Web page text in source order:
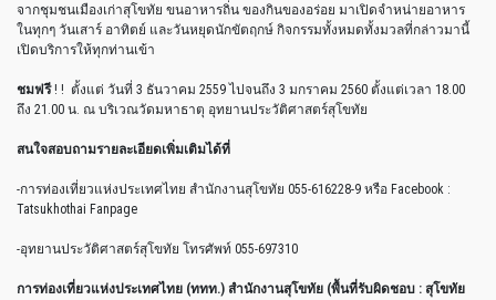
จากชุมชนเมืองเก่าสุโขทัย ขนอาหารถิ่น ของกินของอร่อย มาเปิดจำหน่ายอาหาร
ในทุกๆ วันเสาร์ อาทิตย์ และวันหยุดนักขัตฤกษ์ กิจกรรมทั้งหมดทั้งมวลที่กล่าวมานี้
เปิดบริการให้ทุกท่านเข้า
ชมฟรี! ! ตั้งแต่ วันที่ 3 ธันวาคม 2559 ไปจนถึง 3 มกราคม 2560 ตั้งแต่เวลา 18.00
ถึง 21.00 น. ณ บริเวณวัดมหาธาตุ อุทยานประวัติศาสตร์สุโขทัย
สนใจสอบถามรายละเอียดเพิ่มเติมได้ที่
-การท่องเที่ยวแห่งประเทศไทย สำนักงานสุโขทัย 055-616228-9 หรือ Facebook :
Tatsukhothai Fanpage
-อุทยานประวัติศาสตร์สุโขทัย โทรศัพท์ 055-697310
การท่องเที่ยวแห่งประเทศไทย (ททท.) สำนักงานสุโขทัย (พื้นที่รับผิดชอบ : สุโขทัย